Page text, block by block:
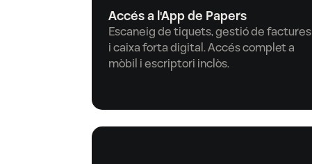
Accés a l'App de Papers
Escaneig de tiquets, gestió de factures
i caixa forta digital. Accés complet a
mòbil i escriptori inclòs.